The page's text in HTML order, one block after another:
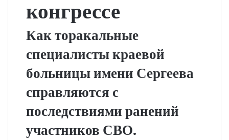
конгрессе
Как торакальные
специалисты краевой
больницы имени Сергеева
справляются с
последствиями ранений
участников СВО.